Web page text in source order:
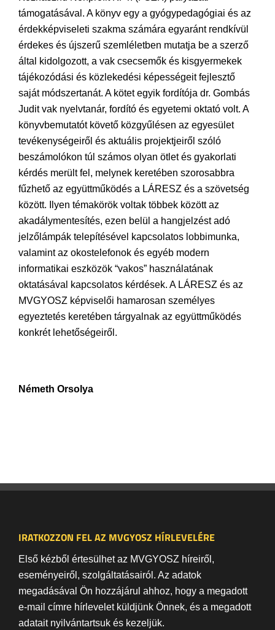
támogatásával. A könyv egy a gyógypedagógiai és az
érdekképviseleti szakma számára egyaránt rendkívül
érdekes és újszerű szemléletben mutatja be a szerző
által kidolgozott, a vak csecsemők és kisgyermekek
tájékozódási és közlekedési képességeit fejlesztő
saját módszertanát. A kötet egyik fordítója dr. Gombás
Judit vak nyelvtanár, fordító és egyetemi oktató volt. A
könyvbemutatót követő közgyűlésen az egyesület
tevékenységeiről és aktuális projektjeiről szóló
beszámolókon túl számos olyan ötlet és gyakorlati
kérdés merült fel, melynek keretében szorosabbra
fűzhető az együttműködés a LÁRESZ és a szövetség
között. Ilyen témakörök voltak többek között az
akadálymentesítés, ezen belül a hangjelzést adó
jelzőlámpák telepítésével kapcsolatos lobbimunka,
valamint az okostelefonok és egyéb modern
informatikai eszközök “vakos” használatának
oktatásával kapcsolatos kérdések. A LÁRESZ és az
MVGYOSZ képviselői hamarosan személyes
egyeztetés keretében tárgyalnak az együttműködés
konkrét lehetőségeiről.
Németh Orsolya
IRATKOZZON FEL AZ MVGYOSZ HÍRLEVELÉRE
Első kézből értesülhet az MVGYOSZ híreiről,
eseményeiről, szolgáltatásairól. Az adatok
megadásával Ön hozzájárul ahhoz, hogy a megadott
e-mail címre hírlevelet küldjünk Önnek, és a megadott
adatait nyilvántartsuk és kezeljük.